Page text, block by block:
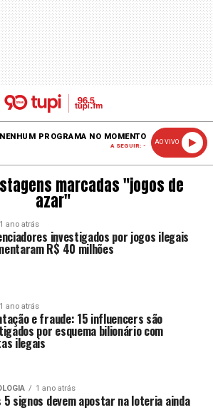
NENHUM PROGRAMA NO MOMENTO
A SEGUIR: -
AO VIVO
marcadas "jogos de
azar"
1 ano atrás
investigados por jogos ilegais
R$ 40 milhões
1 ano atrás
e fraude: 15 influencers são
por esquema bilionário com
ilegais
1 ano atrás
5 signos devem apostar na loteria ainda